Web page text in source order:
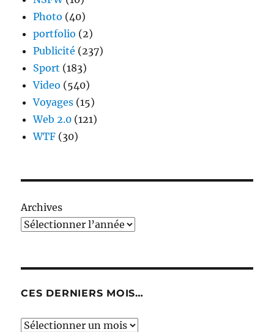
Photo (40)
portfolio (2)
Publicité (237)
Sport (183)
Video (540)
Voyages (15)
Web 2.0 (121)
WTF (30)
Archives
CES DERNIERS MOIS…
Ces